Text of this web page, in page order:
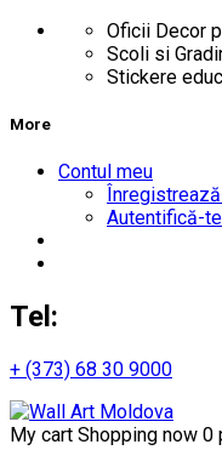
Oficii Decor
Scoli si
Stickere
More
Contul meu
Autentifică-te
Tel:
+ (373) 68 30 9000
My cart Shopping now 0